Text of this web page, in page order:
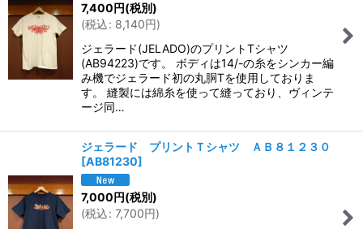
7,400円(税別)
(税込: 8,140円)
ジェラード(JELADO)のプリントTシャツ
(AB94223)です。 ボディは14/-の糸をシンカー編
み機でジェラード初の丸胴Tを使用しておりま
す。 縫製には綿糸を使って縫っており、ヴィンテ
ージ同…
ジェラード プリントＴシャツ ＡＢ８１２３０
[AB81230]
7,000円(税別)
(税込: 7,700円)